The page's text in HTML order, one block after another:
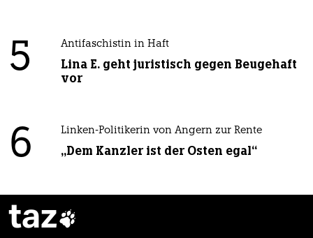
5 Antifaschistin in Haft
Lina E. geht juristisch gegen Beugehaft
vor
6 Linken-Politikerin von Angern zur Rente
„Dem Kanzler ist der Osten egal“
taz